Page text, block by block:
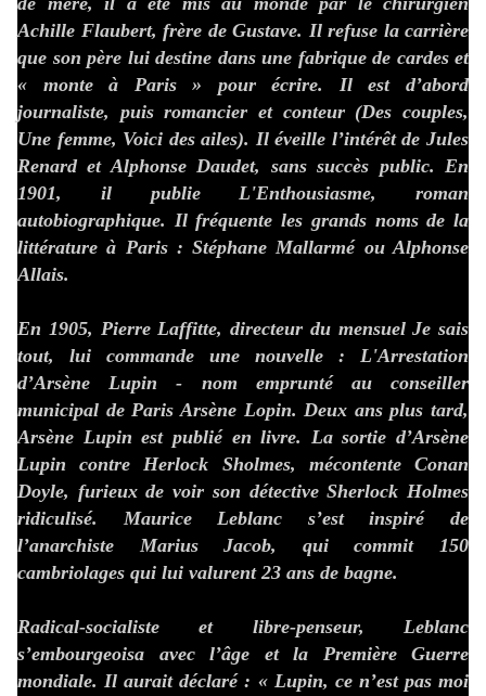
Achille Flaubert, frère de Gustave. Il refuse la carrière
que son père lui destine dans une fabrique de cardes et
« monte à Paris » pour écrire. Il est d’abord
journaliste, puis romancier et conteur (Des couples,
Une femme, Voici des ailes). Il éveille l’intérêt de Jules
Renard et Alphonse Daudet, sans succès public. En
1901, il publie L'Enthousiasme, roman
autobiographique. Il fréquente les grands noms de la
littérature à Paris : Stéphane Mallarmé ou Alphonse
Allais.
En 1905, Pierre Laffitte, directeur du mensuel Je sais
tout, lui commande une nouvelle : L'Arrestation
d’Arsène Lupin - nom emprunté au conseiller
municipal de Paris Arsène Lopin. Deux ans plus tard,
Arsène Lupin est publié en livre. La sortie d’Arsène
Lupin contre Herlock Sholmes, mécontente Conan
Doyle, furieux de voir son détective Sherlock Holmes
ridiculisé. Maurice Leblanc s’est inspiré de
l’anarchiste Marius Jacob, qui commit 150
cambriolages qui lui valurent 23 ans de bagne.
Radical-socialiste et libre-penseur, Leblanc
s’embourgeoisa avec l’âge et la Première Guerre
mondiale. Il aurait déclaré : « Lupin, ce n’est pas moi